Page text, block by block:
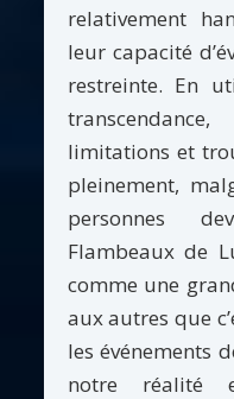
relativement
leur capacité
restreinte. En
limitations et
pleinement,
personnes
Flambeaux de
comme une
aux autres que
les événements
notre réalité